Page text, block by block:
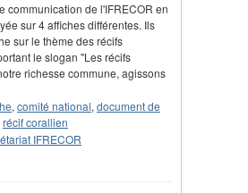
communication de l'IFRECOR en
sur 4 affiches différentes. Ils
sur le thème des récifs
le slogan "Les récifs
richesse commune, agissons
, comité national, document de
récif corallien
IFRECOR